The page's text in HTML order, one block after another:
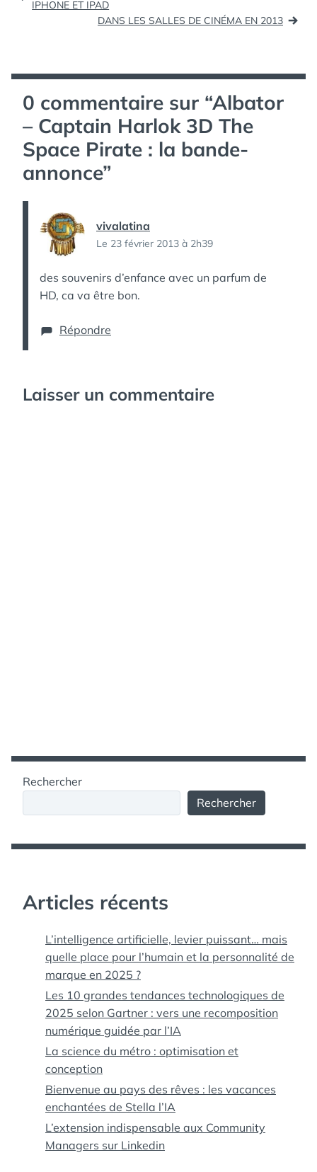
: http://bit.ly/176URGW
IPHONE ET IPAD
DANS LES SALLES DE CINÉMA EN 2013
0 commentaire sur “Albator
– Captain Harlok 3D The
Space Pirate : la bande-
annonce”
vivalatina
Le 23 février 2013 à 2h39
des souvenirs d’enfance avec un parfum de
HD, ca va être bon.
Répondre
Laisser un commentaire
Rechercher
Rechercher
Articles récents
L’intelligence artificielle, levier puissant… mais
quelle place pour l’humain et la personnalité de
marque en 2025 ?
Les 10 grandes tendances technologiques de
2025 selon Gartner : vers une recomposition
numérique guidée par l’IA
La science du métro : optimisation et
conception
Bienvenue au pays des rêves : les vacances
enchantées de Stella l’IA
L’extension indispensable aux Community
Managers sur Linkedin